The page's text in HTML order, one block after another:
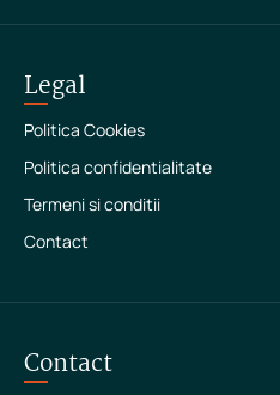
Legal
Politica Cookies
Politica confidentialitate
Termeni si conditii
Contact
Contact